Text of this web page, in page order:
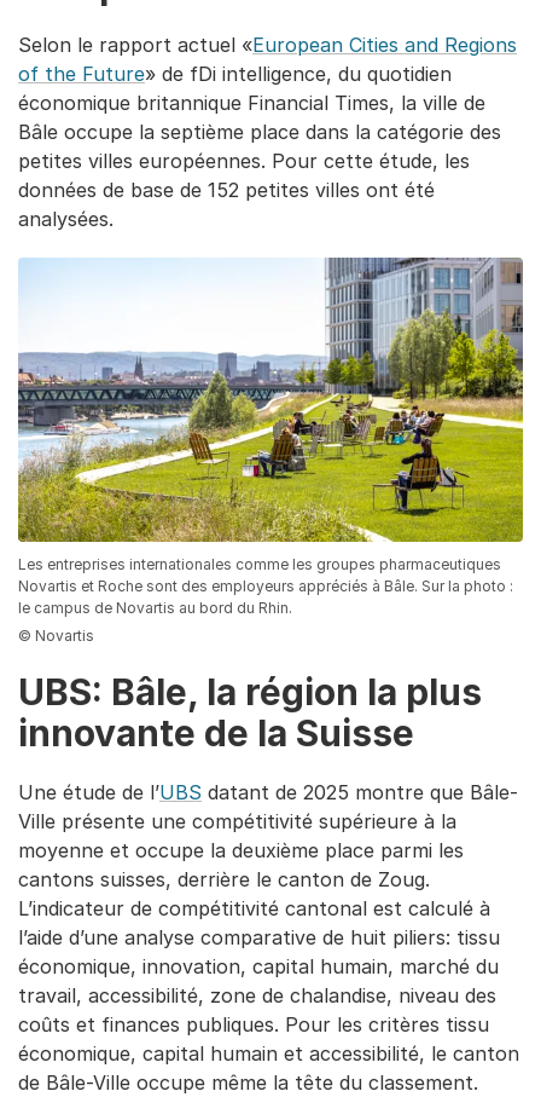
Selon le rapport actuel «European Cities and Regions
of the Future» de fDi intelligence, du quotidien
économique britannique Financial Times, la ville de
Bâle occupe la septième place dans la catégorie des
petites villes européennes. Pour cette étude, les
données de base de 152 petites villes ont été
analysées.
Les entreprises internationales comme les groupes pharmaceutiques
Novartis et Roche sont des employeurs appréciés à Bâle. Sur la photo :
le campus de Novartis au bord du Rhin.
© Novartis
UBS: Bâle, la région la plus
innovante de la Suisse
Une étude de l’UBS datant de 2025 montre que Bâle-
Ville présente une compétitivité supérieure à la
moyenne et occupe la deuxième place parmi les
cantons suisses, derrière le canton de Zoug.
L’indicateur de compétitivité cantonal est calculé à
l’aide d’une analyse comparative de huit piliers: tissu
économique, innovation, capital humain, marché du
travail, accessibilité, zone de chalandise, niveau des
coûts et finances publiques. Pour les critères tissu
économique, capital humain et accessibilité, le canton
de Bâle-Ville occupe même la tête du classement.